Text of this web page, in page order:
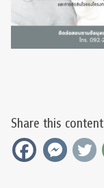
Share this content